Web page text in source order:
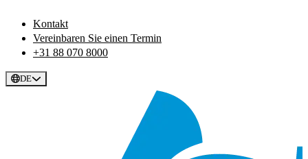
Kontakt
Vereinbaren Sie einen Termin
+31 88 070 8000
DE